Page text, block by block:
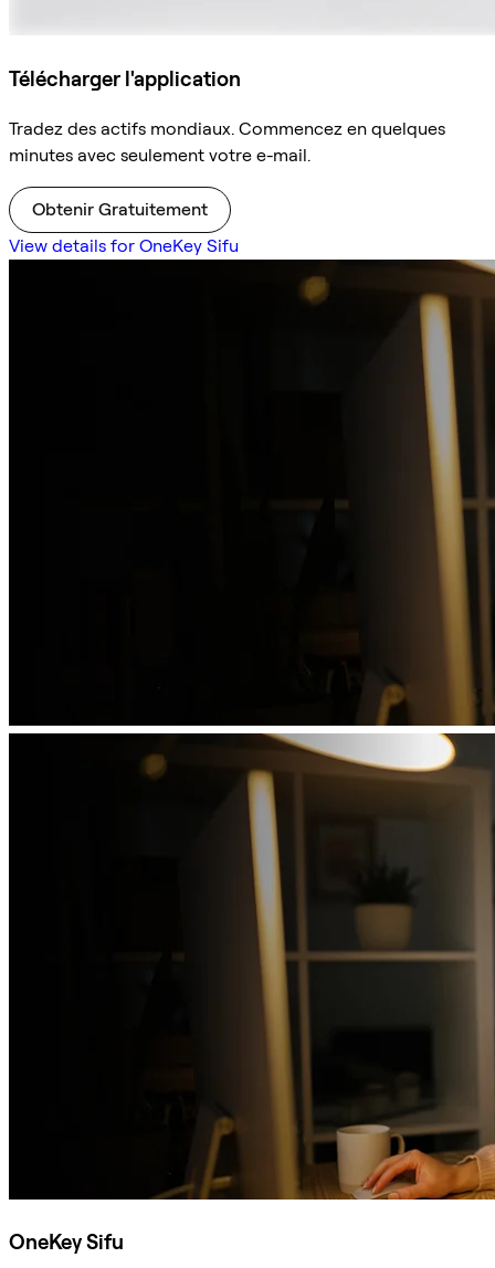
Télécharger l'application
Tradez des actifs mondiaux. Commencez en quelques
minutes avec seulement votre e-mail.
Obtenir Gratuitement
View details for OneKey Sifu
OneKey Sifu